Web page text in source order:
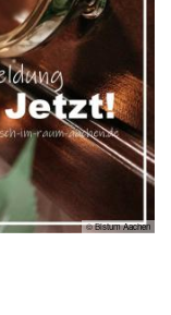
© Bistum Aachen